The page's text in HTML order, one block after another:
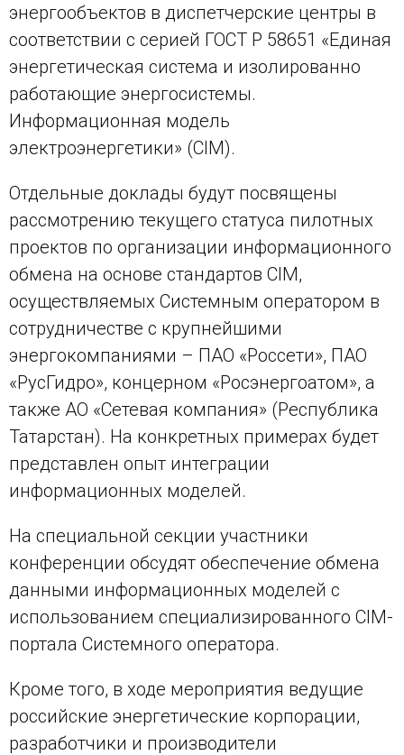
энергообъектов в диспетчерские центры в
соответствии с серией ГОСТ Р 58651 «Единая
энергетическая система и изолированно
работающие энергосистемы.
Информационная модель
электроэнергетики» (CIM).
Отдельные доклады будут посвящены
рассмотрению текущего статуса пилотных
проектов по организации информационного
обмена на основе стандартов CIM,
осуществляемых Системным оператором в
сотрудничестве с крупнейшими
энергокомпаниями – ПАО «Россети», ПАО
«РусГидро», концерном «Росэнергоатом», а
также АО «Сетевая компания» (Республика
Татарстан). На конкретных примерах будет
представлен опыт интеграции
информационных моделей.
На специальной секции участники
конференции обсудят обеспечение обмена
данными информационных моделей с
использованием специализированного CIM-
портала Системного оператора.
Кроме того, в ходе мероприятия ведущие
российские энергетические корпорации,
разработчики и производители